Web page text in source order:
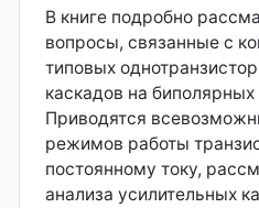
В книге подробно
вопросы, связанные с
типовых
каскадов на биполярных
Приводятся
режимов работы
постоянному току,
анализа усилительных